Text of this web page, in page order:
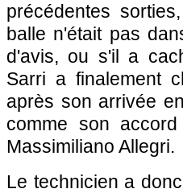
précédentes
balle n'était pas
d'avis, ou s'il a
Sarri a finalement
après son arrivée
comme son
Massimiliano Allegri.
Le technicien a